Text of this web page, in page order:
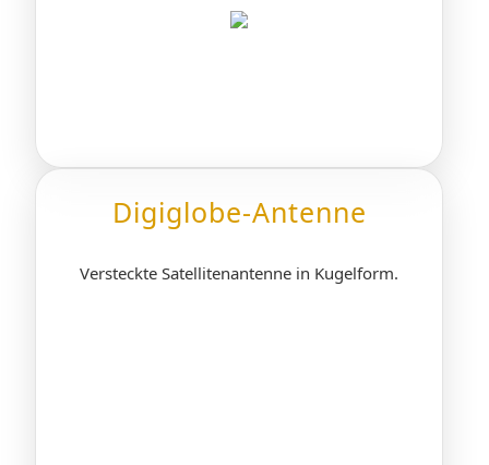
Digiglobe-Antenne
Versteckte Satellitenantenne in Kugelform.